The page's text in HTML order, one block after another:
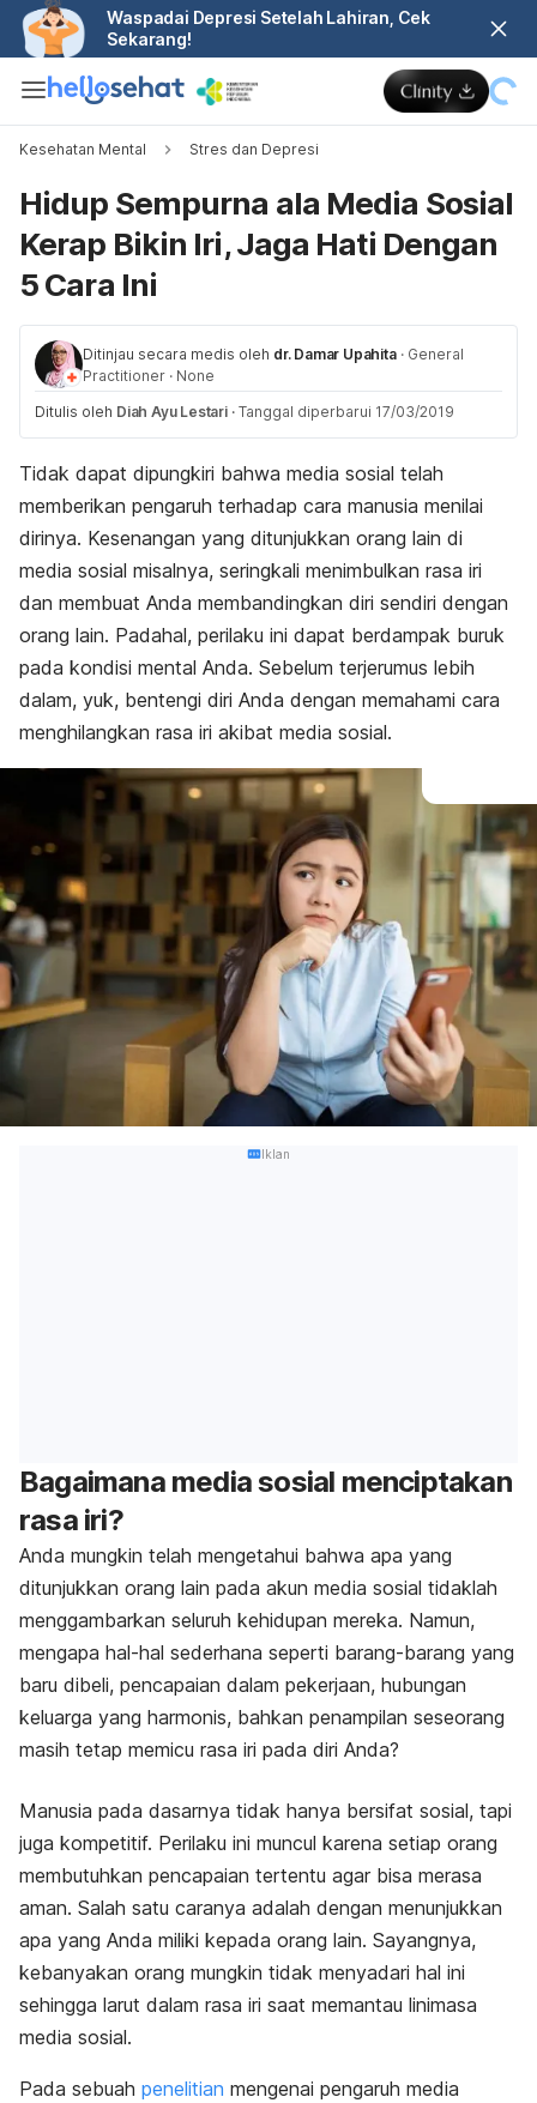
Waspadai Depresi Setelah Lahiran, Cek
Sekarang!
Kesehatan Mental Stres dan Depresi
Hidup Sempurna ala Media Sosial
Kerap Bikin Iri, Jaga Hati Dengan
5 Cara Ini
Ditinjau secara medis oleh dr. Damar Upahita · General
Practitioner · None
Ditulis oleh Diah Ayu Lestari · Tanggal diperbarui 17/03/2019
Tidak dapat dipungkiri bahwa media sosial telah
memberikan pengaruh terhadap cara manusia menilai
dirinya. Kesenangan yang ditunjukkan orang lain di
media sosial misalnya, seringkali menimbulkan rasa iri
dan membuat Anda membandingkan diri sendiri dengan
orang lain. Padahal, perilaku ini dapat berdampak buruk
pada kondisi mental Anda. Sebelum terjerumus lebih
dalam, yuk, bentengi diri Anda dengan memahami cara
menghilangkan rasa iri akibat media sosial.
Iklan
Bagaimana media sosial menciptakan
rasa iri?
Anda mungkin telah mengetahui bahwa apa yang
ditunjukkan orang lain pada akun media sosial tidaklah
menggambarkan seluruh kehidupan mereka. Namun,
mengapa hal-hal sederhana seperti barang-barang yang
baru dibeli, pencapaian dalam pekerjaan, hubungan
keluarga yang harmonis, bahkan penampilan seseorang
masih tetap memicu rasa iri pada diri Anda?
Manusia pada dasarnya tidak hanya bersifat sosial, tapi
juga kompetitif. Perilaku ini muncul karena setiap orang
membutuhkan pencapaian tertentu agar bisa merasa
aman. Salah satu caranya adalah dengan menunjukkan
apa yang Anda miliki kepada orang lain. Sayangnya,
kebanyakan orang mungkin tidak menyadari hal ini
sehingga larut dalam rasa iri saat memantau linimasa
media sosial.
Pada sebuah penelitian mengenai pengaruh media